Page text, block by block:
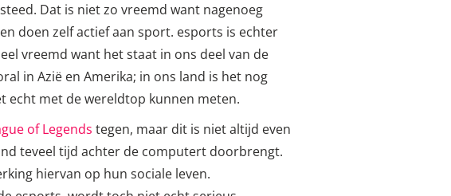
Dat is niet zo vreemd want nagenoeg
doen zelf actief aan sport. esports is echter
vreemd want het staat in ons deel van de
in Azië en Amerika; in ons land is het nog
echt met de wereldtop kunnen meten.
of Legends tegen, maar dit is niet altijd even
teveel tijd achter de computert doorbrengt.
hiervan op hun sociale leven.